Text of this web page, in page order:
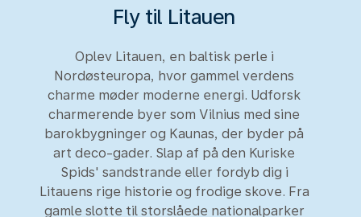
Fly til Litauen
Oplev Litauen, en baltisk perle i
Nordøsteuropa, hvor gammel verdens
charme møder moderne energi. Udforsk
charmerende byer som Vilnius med sine
barokbygninger og Kaunas, der byder på
art deco-gader. Slap af på den Kuriske
Spids' sandstrande eller fordyb dig i
Litauens rige historie og frodige skove. Fra
gamle slotte til storslåede nationalparker